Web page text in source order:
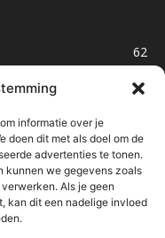
informatie over je
doen dit met als doel om de
advertenties te tonen.
kunnen we gegevens zoals
Als je geen
kan dit een nadelige invloed
62
47
32
32
29